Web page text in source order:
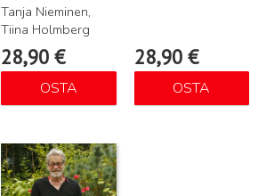
Tanja Nieminen,
Tiina Holmberg
28,90€
OSTA
28,90 €
OSTA
Lue lisää